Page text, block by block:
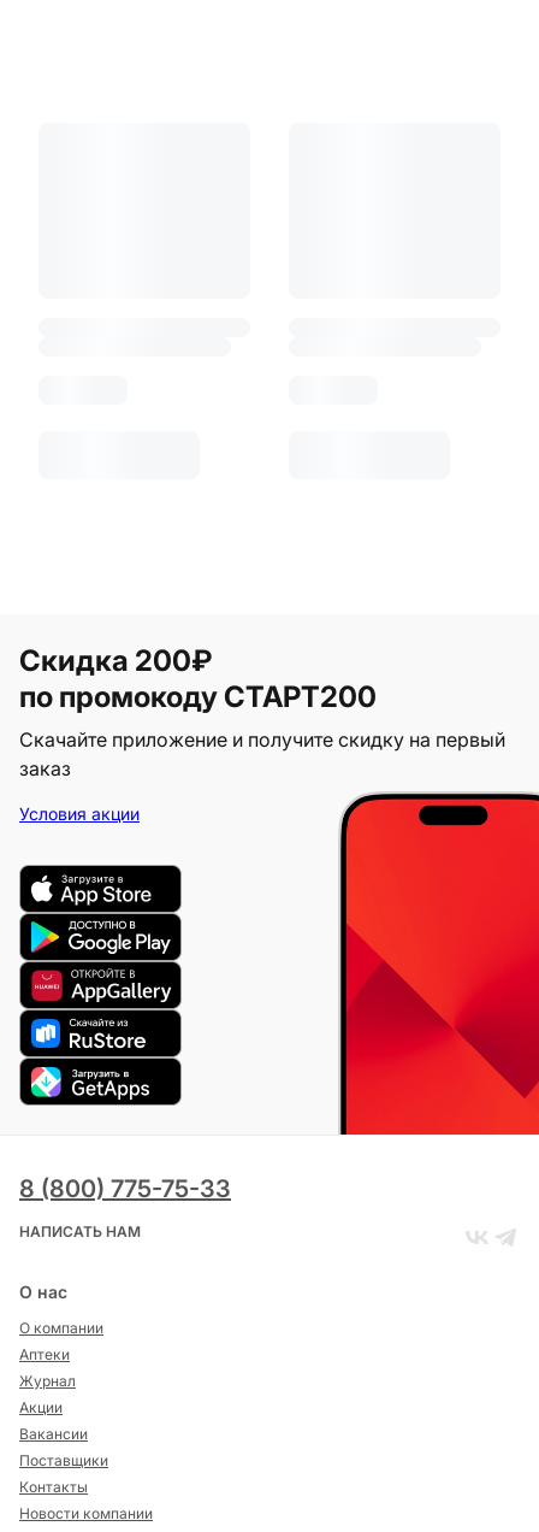
Скидка 200₽
по промокоду СТАРТ200
Скачайте приложение и получите скидку на первый
заказ
Условия акции
8 (800) 775-75-33
НАПИСАТЬ НАМ
О нас
О компании
Аптеки
Журнал
Акции
Вакансии
Поставщики
Контакты
Новости компании